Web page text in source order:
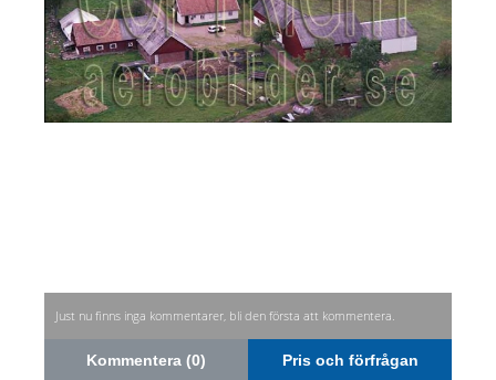
Just nu finns inga kommentarer, bli den första att kommentera.
Kommentera (0) Pris och förfrågan